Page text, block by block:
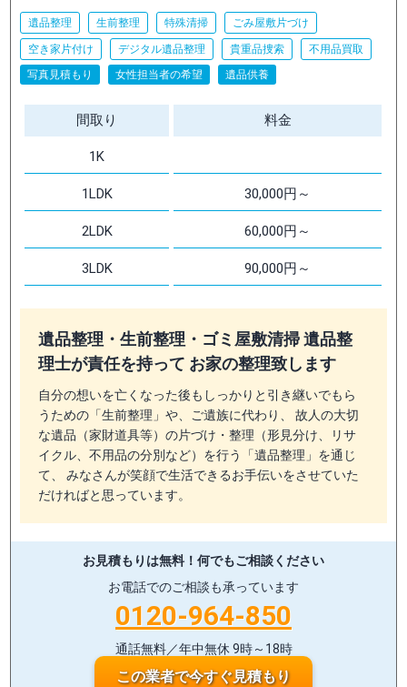
遺品整理 生前整理 特殊清掃 ごみ屋敷片づけ
空き家片付け デジタル遺品整理 貴重品捜索
不用品買取
写真見積もり
女性担当者の希望 遺品供養
間取り 料金
1K
1LDK 30,000円～
2LDK 60,000円～
3LDK 90,000円～
遺品整理・生前整理・ゴミ屋敷清掃 遺品整
理士が責任を持って お家の整理致します
自分の想いを亡くなった後もしっかりと引き継いでもら
うための「生前整理」や、ご遺族に代わり、 故人の大切
な遺品（家財道具等）の片づけ・整理（形見分け、リサ
イクル、不用品の分別など）を行う「遺品整理」を通じ
て、 みなさんが笑顔で生活できるお手伝いをさせていた
だければと思っています。
お見積もりは無料！ 何でもご相談ください
お電話でのご相談も承っています
0120-964-850
通話無料／年中無休 9時～18時
この業者で今すぐ見積もり